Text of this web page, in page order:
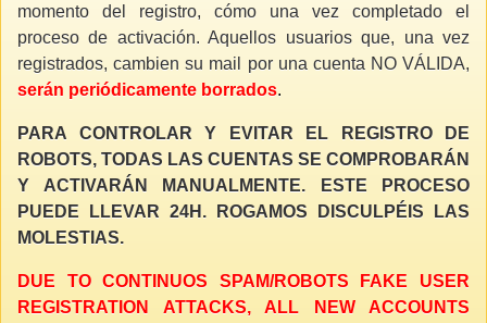
momento del registro, cómo una vez completado el
proceso de activación. Aquellos usuarios que, una vez
registrados, cambien su mail por una cuenta NO VÁLIDA,
serán periódicamente borrados.
PARA CONTROLAR Y EVITAR EL REGISTRO DE
ROBOTS, TODAS LAS CUENTAS SE COMPROBARÁN
Y ACTIVARÁN MANUALMENTE. ESTE PROCESO
PUEDE LLEVAR 24H. ROGAMOS DISCULPÉIS LAS
MOLESTIAS.
DUE TO CONTINUOS SPAM/ROBOTS FAKE USER
REGISTRATION ATTACKS, ALL NEW ACCOUNTS